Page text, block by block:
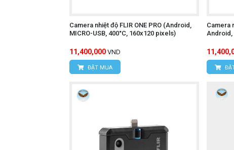
Camera nhiệt độ FLIR ONE PRO (Android,
MICRO-USB, 400°C, 160x120 pixels)
11,400,000 VND
ĐẶT MUA
Camera
Android,